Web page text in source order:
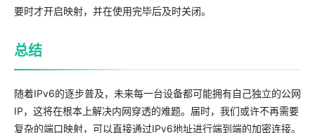
要时才开启映射，并在使用完毕后及时关闭。
总结
随着IPv6的逐步普及，未来每一台设备都可能拥有自己独立的公网
IP，这将在根本上解决内网穿透的难题。届时，我们或许不再需要
复杂的端口映射，可以直接通过IPv6地址进行端到端的加密连接。